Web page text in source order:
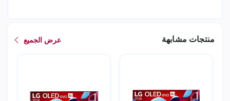
منتجات مشابهة عرض الجميع